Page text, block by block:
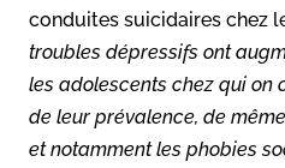
conduites suicidaires chez
troubles dépressifs ont
les adolescents chez qui on
de leur prévalence, de
et notamment les phobies